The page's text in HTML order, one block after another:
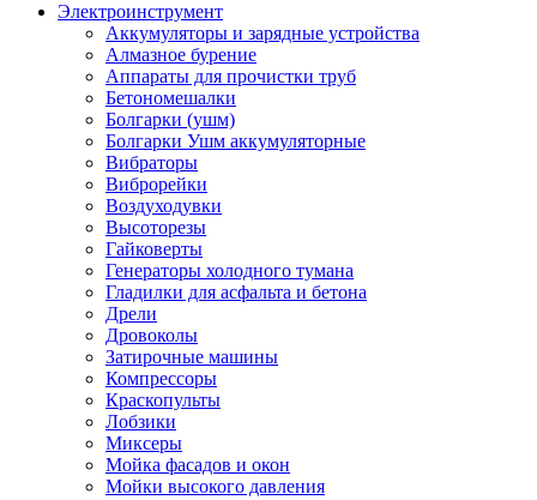
Электроинструмент
Аккумуляторы и зарядные устройства
Алмазное бурение
Аппараты для прочистки труб
Бетономешалки
Болгарки (ушм)
Болгарки Ушм аккумуляторные
Вибраторы
Виброрейки
Воздуходувки
Высоторезы
Гайковерты
Генераторы холодного тумана
Гладилки для асфальта и бетона
Дрели
Дровоколы
Затирочные машины
Компрессоры
Краскопульты
Лобзики
Миксеры
Мойка фасадов и окон
Мойки высокого давления